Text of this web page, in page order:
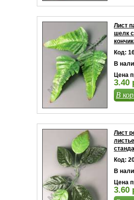
Лист
шелк
Код:
В
Цена
3.40
В
Лист
Код:
В
Цена
3.60